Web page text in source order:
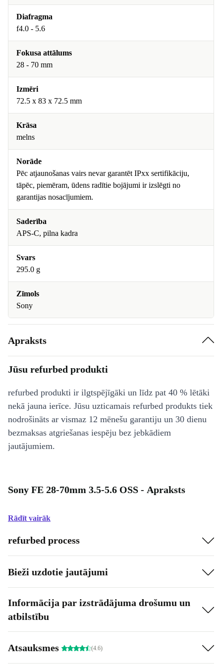
Diafragma
f4.0 - 5.6
Fokusa attālums
28 - 70 mm
Izmēri
72.5 x 83 x 72.5 mm
Krāsa
melns
Norāde
Pēc atjaunošanas vairs nevar garantēt IPxx sertifikāciju,
tāpēc, piemēram, ūdens radītie bojājumi ir izslēgti no
garantijas nosacījumiem.
Saderība
APS-C, pilna kadra
Svars
295.0 g
Zīmols
Sony
Apraksts
Jūsu refurbed produkti
refurbed produkti ir ilgtspējīgāki un līdz pat 40 % lētāki
nekā jauna ierīce. Jūsu uzticamais refurbed produkts tiek
nodrošināts ar vismaz 12 mēnešu garantiju un 30 dienu
bezmaksas atgriešanas iespēju bez jebkādiem
jautājumiem.
Sony FE 28-70mm 3.5-5.6 OSS - Apraksts
Rādīt vairāk
refurbed process
Bieži uzdotie jautājumi
Informācija par izstrādājuma drošumu un
atbilstību
Atsauksmes (4.6)